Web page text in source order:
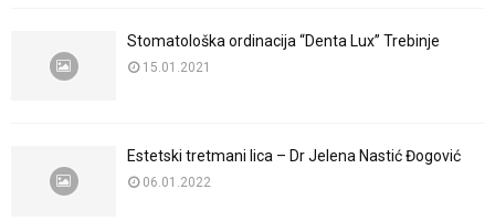
Stomatološka ordinacija “Denta Lux” Trebinje
15.01.2021
Estetski tretmani lica – Dr Jelena Nastić Đogović
06.01.2022